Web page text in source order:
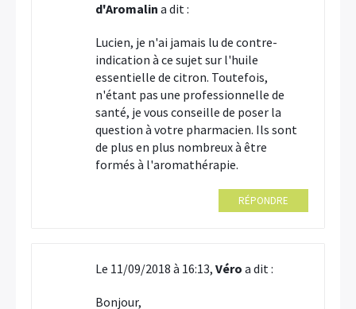
d'Aromalin a dit :
Lucien, je n'ai jamais lu de contre-
indication à ce sujet sur l'huile
essentielle de citron. Toutefois,
n'étant pas une professionnelle de
santé, je vous conseille de poser la
question à votre pharmacien. Ils sont
de plus en plus nombreux à être
formés à l'aromathérapie.
RÉPONDRE
Le 11/09/2018 à 16:13, Véro a dit :
Bonjour,